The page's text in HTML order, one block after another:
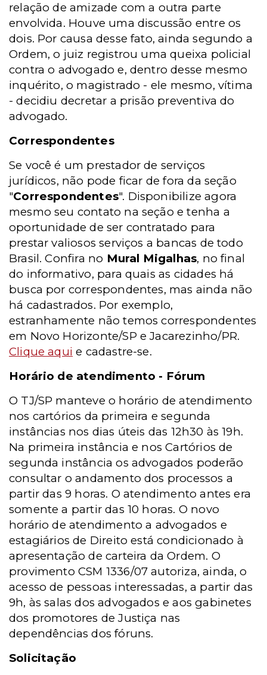
relação de amizade com a outra parte
envolvida. Houve uma discussão entre os
dois. Por causa desse fato, ainda segundo a
Ordem, o juiz registrou uma queixa policial
contra o advogado e, dentro desse mesmo
inquérito, o magistrado - ele mesmo, vítima
- decidiu decretar a prisão preventiva do
advogado.
Correspondentes
Se você é um prestador de serviços
jurídicos, não pode ficar de fora da seção
"Correspondentes". Disponibilize agora
mesmo seu contato na seção e tenha a
oportunidade de ser contratado para
prestar valiosos serviços a bancas de todo
Brasil. Confira no Mural Migalhas, no final
do informativo, para quais as cidades há
busca por correspondentes, mas ainda não
há cadastrados. Por exemplo,
estranhamente não temos correspondentes
em Novo Horizonte/SP e Jacarezinho/PR.
Clique aqui e cadastre-se.
Horário de atendimento - Fórum
O TJ/SP manteve o horário de atendimento
nos cartórios da primeira e segunda
instâncias nos dias úteis das 12h30 às 19h.
Na primeira instância e nos Cartórios de
segunda instância os advogados poderão
consultar o andamento dos processos a
partir das 9 horas. O atendimento antes era
somente a partir das 10 horas. O novo
horário de atendimento a advogados e
estagiários de Direito está condicionado à
apresentação de carteira da Ordem. O
provimento CSM 1336/07 autoriza, ainda, o
acesso de pessoas interessadas, a partir das
9h, às salas dos advogados e aos gabinetes
dos promotores de Justiça nas
dependências dos fóruns.
Solicitação